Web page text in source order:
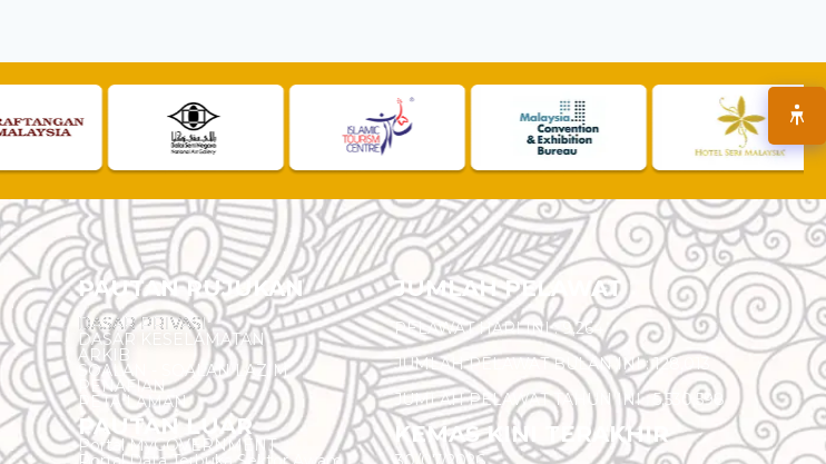
PAUTAN RUJUKAN
DASAR PRIVASI
DASAR KESELAMATAN
ARKIB
SOALAN - SOALAN LAZIM
PENAFIAN
PETA LAMAN
PAUTAN LUAR
Portal MyGOVERNMENT
JUMLAH PELAWAT
PELAWAT HARI INI : 9,264
JUMLAH PELAWAT BULAN INI : 128,013
JUMLAH PELAWAT TAHUN INI : 5,530,598
KEMAS KINI TERAKHIR